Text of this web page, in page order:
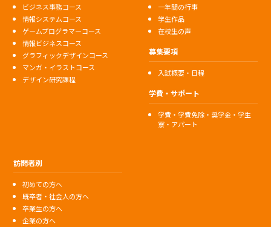
ビジネス事務コース
情報システムコース
ゲームプログラマーコース
情報ビジネスコース
グラフィックデザインコース
マンガ・イラストコース
デザイン研究課程
一年間の行事
学生作品
在校生の声
募集要項
入試概要・日程
学費・サポート
学費・学費免除・奨学金・学生
寮・アパート
訪問者別
初めての方へ
既卒者・社会人の方へ
卒業生の方へ
企業の方へ